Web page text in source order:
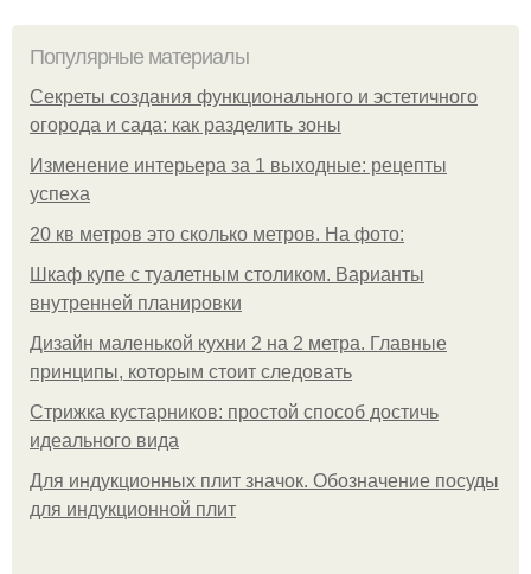
Популярные материалы
Секреты создания функционального и эстетичного
огорода и сада: как разделить зоны
Изменение интерьера за 1 выходные: рецепты
успеха
20 кв метров это сколько метров. На фото:
Шкаф купе с туалетным столиком. Варианты
внутренней планировки
Дизайн маленькой кухни 2 на 2 метра. Главные
принципы, которым стоит следовать
Стрижка кустарников: простой способ достичь
идеального вида
Для индукционных плит значок. Обозначение посуды
для индукционной плит